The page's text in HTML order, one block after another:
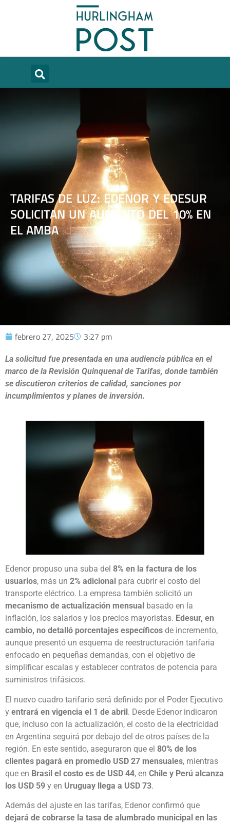
TARIFAS DE LUZ: EDENOR Y EDESUR
SOLICITAN UN AUMENTO DEL 10% EN
EL AMBA
febrero 27, 2025 3:27 pm
La solicitud fue presentada en una audiencia pública en el
marco de la Revisión Quinquenal de Tarifas, donde también
se discutieron criterios de calidad, sanciones por
incumplimientos y planes de inversión.
Edenor propuso una suba del 8% en la factura de los
usuarios, más un 2% adicional para cubrir el costo del
transporte eléctrico. La empresa también solicitó un
mecanismo de actualización mensual basado en la
inflación, los salarios y los precios mayoristas. Edesur, en
cambio, no detalló porcentajes específicos de incremento,
aunque presentó un esquema de reestructuración tarifaria
enfocado en pequeñas demandas, con el objetivo de
simplificar escalas y establecer contratos de potencia para
suministros trifásicos.
El nuevo cuadro tarifario será definido por el Poder Ejecutivo
y entrará en vigencia el 1 de abril. Desde Edenor indicaron
que, incluso con la actualización, el costo de la electricidad
en Argentina seguirá por debajo del de otros países de la
región. En este sentido, aseguraron que el 80% de los
clientes pagará en promedio USD 27 mensuales, mientras
que en Brasil el costo es de USD 44, en Chile y Perú alcanza
los USD 59 y en Uruguay llega a USD 73.
Además del ajuste en las tarifas, Edenor confirmó que
dejará de cobrarse la tasa de alumbrado municipal en las